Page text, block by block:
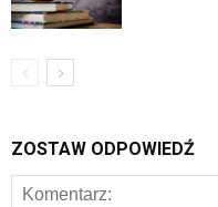
ZOSTAW ODPOWIEDŹ